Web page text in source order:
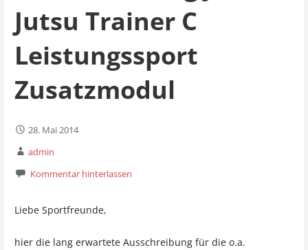
Jutsu Trainer C
Leistungssport
Zusatzmodul
28. Mai 2014
admin
Kommentar hinterlassen
Liebe Sportfreunde,
hier die lang erwartete Ausschreibung für die o.a.